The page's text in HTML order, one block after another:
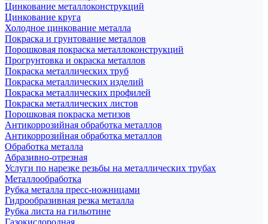
Цинкование металлоконструкций
Цинкование круга
Холодное цинкование металла
Покраска и грунтование металлов
Порошковая покраска металлоконструкций
Прогрунтовка и окраска металлов
Покраска металлических труб
Покраска металлических изделий
Покраска металлических профилей
Покраска металлических листов
Порошковая покраска метизов
Антикоррозийная обработка металлов
Антикоррозийная обработка металлов
Обработка металла
Абразивно-отрезная
Услуги по нарезке резьбы на металлических трубах
Металлообработка
Рубка металла пресс-ножницами
Гидрообразивная резка металла
Рубка листа на гильотине
Газокислородная